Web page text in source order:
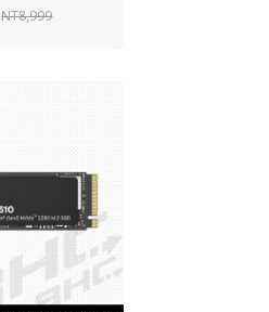
NT8,999